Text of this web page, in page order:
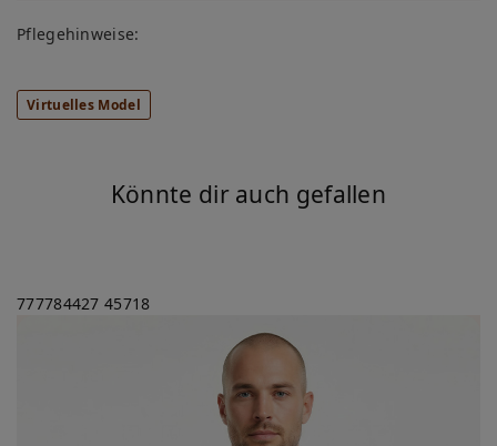
ch
lis
te
Pflegehinweise:
Virtuelles Model
Könnte dir auch gefallen
777784427 45718